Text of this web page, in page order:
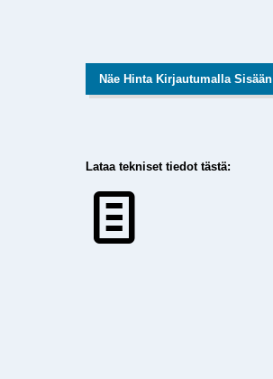
Näe Hinta Kirjautumalla Sisään
Lataa tekniset tiedot tästä: